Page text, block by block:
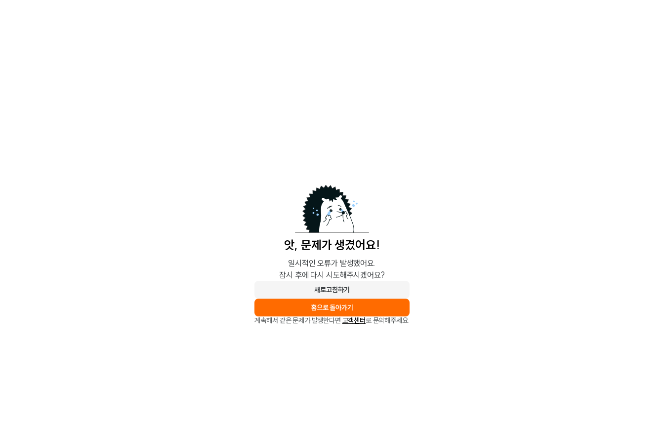
앗, 문제가 생겼어요!
일시적인 오류가 발생했어요.
잠시 후에 다시 시도해주시겠어요?
새로고침하기
홈으로 돌아가기
계속해서 같은 문제가 발생한다면 고객센터로 문의해주세요.